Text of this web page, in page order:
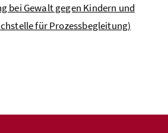
bei Gewalt gegen Kindern und
für Prozessbegleitung)